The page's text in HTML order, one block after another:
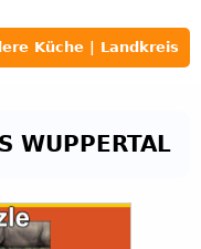
Küche | Landkreis
WUPPERTAL